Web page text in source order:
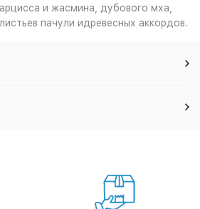
и жасмина, дубового мха,
пачули идревесных аккордов.